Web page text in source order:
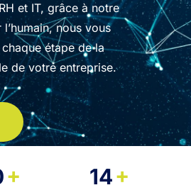
et IT, grâce à notre
nous vous
étape de la
de votre entreprise.
+ 14+